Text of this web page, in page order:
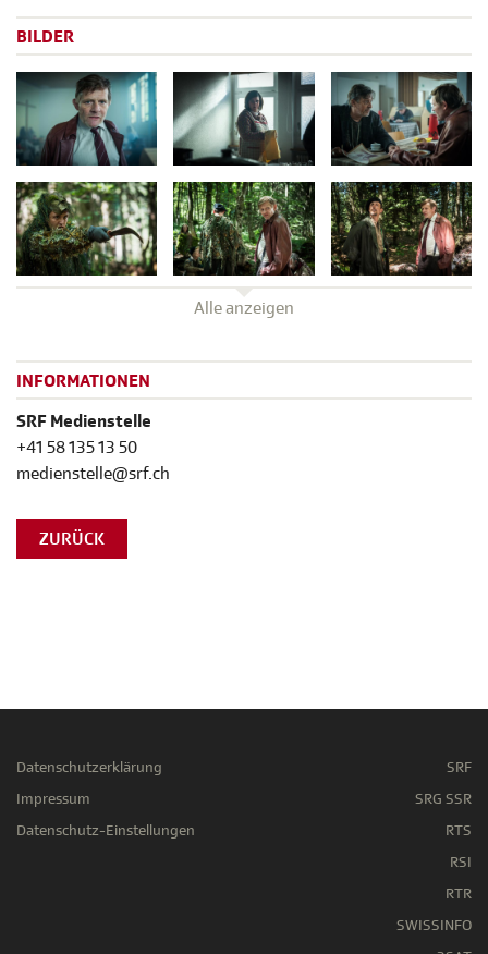
BILDER
Alle anzeigen
INFORMATIONEN
SRF Medienstelle
+41 58 135 13 50
medienstelle@srf.ch
ZURÜCK
Datenschutzerklärung
Impressum
Datenschutz-Einstellungen
SRF
SRG SSR
RTS
RSI
RTR
SWISSINFO